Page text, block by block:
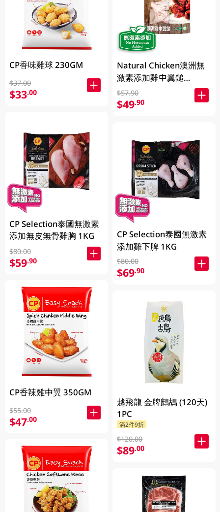
CP香味雞球 230GM
$37.00
$33.00
CP Selection泰國無激素
添加無皮無骨雞胸 1KG
$80.00
$59.90
CP香辣雞中翼 350GM
$55.00
$47.00
Natural Chicken澳洲無
激素添加雞中翼鎚
400GM
$57.90
$49.90
CP Selection泰國無激素
添加雞下脾 1KG
$80.00
$69.90
越飛龍 金牌鷓鴣 (120天)
1PC
滿2件9折
$120.00
$89.00